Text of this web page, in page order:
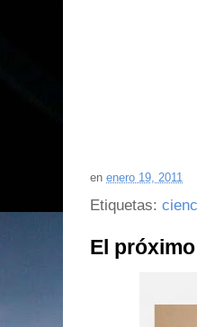
en enero 19, 2011
Etiquetas:
El